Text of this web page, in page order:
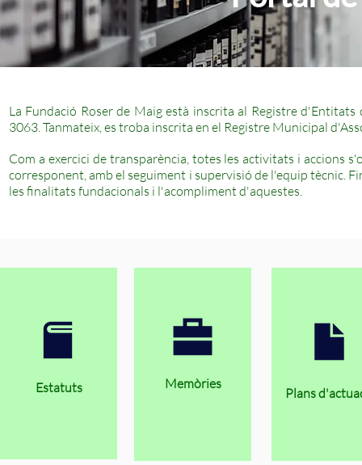
La Fundació Roser de Maig està inscrita al Registre
3063. Tanmateix, es troba inscrita en el Registre Municipal
Com a exercici de transparència, totes les activitats i accions
corresponent, amb el seguiment i supervisió de l'equip tècnic.
les finalitats fundacionals i l'acompliment d'aquestes.
2023
Plans
Memòries
Estatuts